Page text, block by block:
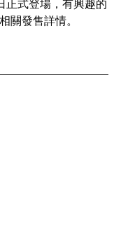
正式登場，有興趣的
關發售詳情。